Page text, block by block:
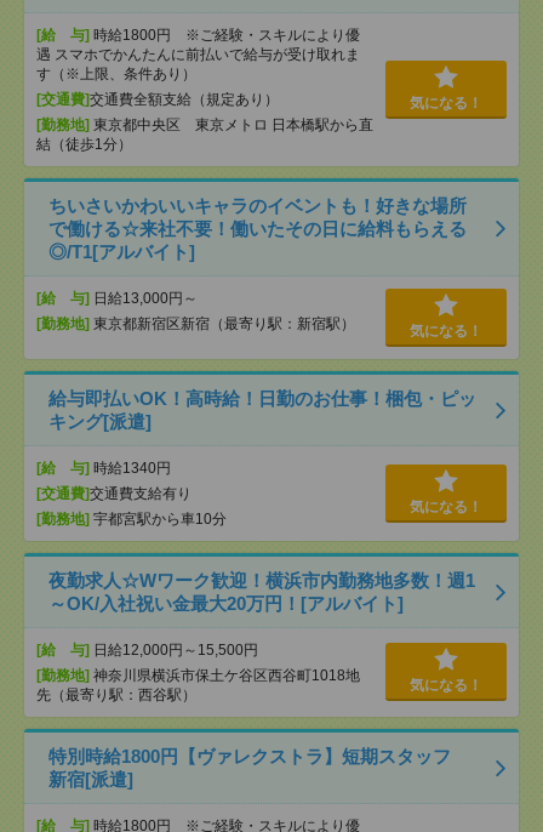
[給 与] 時給1800円 ※ご経験・スキルにより優
遇 スマホでかんたんに前払いで給与が受け取れま
す（※上限、条件あり）
[交通費]交通費全額支給（規定あり）
[勤務地] 東京都中央区 東京メトロ 日本橋駅から直
結（徒歩1分）
気になる！
ちいさいかわいいキャラのイベントも！好きな場所
で働ける☆来社不要！働いたその日に給料もらえる
◎/T1[アルバイト]
[給 与] 日給13,000円～
[勤務地] 東京都新宿区新宿（最寄り駅：新宿駅） 気になる！
給与即払いOK！高時給！日勤のお仕事！梱包・ピッ
キング[派遣]
[給 与] 時給1340円
[交通費]交通費支給有り
[勤務地] 宇都宮駅から車10分
気になる！
夜勤求人☆Wワーク歓迎！横浜市内勤務地多数！週1
～OK/入社祝い金最大20万円！[アルバイト]
[給 与] 日給12,000円～15,500円
[勤務地] 神奈川県横浜市保土ケ谷区西谷町1018地
先（最寄り駅：西谷駅）
気になる！
特別時給1800円【ヴァレクストラ】短期スタッフ
新宿[派遣]
[給 与] 時給1800円 ※ご経験・スキルにより優